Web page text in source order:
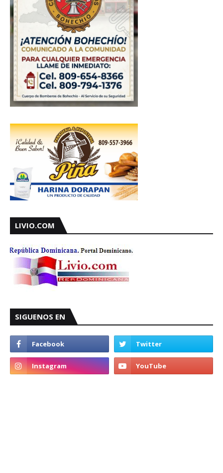
LIVIO.COM
SIGUENOS EN